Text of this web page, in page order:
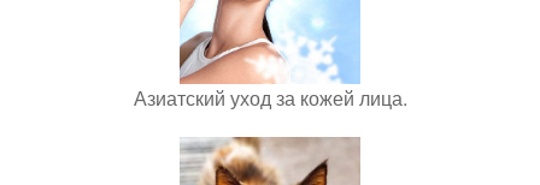
Азиатский уход за кожей лица.